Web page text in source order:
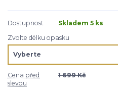
Dostupnost
Skladem 5 ks
Zvolte délku opasku
Cena před
slevou
1 699 Kč